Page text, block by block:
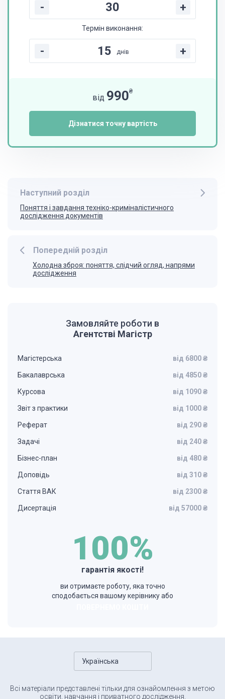
- +
Термін виконання:
- днів +
від 990₴
Дізнатися точну вартість
Попередній розділ
Холодна зброя: поняття, слідчий огляд, напрями
дослідження
Наступний розділ
Поняття і завдання техніко-криміналістичного
дослідження документів
Замовляйте роботи в
Агентстві Магістр
Магістерська від 6800 ₴
Бакалаврська від 4850 ₴
Курсова від 1090 ₴
Звіт з практики від 1000 ₴
Реферат від 290 ₴
Задачі від 240 ₴
Бізнес-план від 480 ₴
Доповідь від 310 ₴
Стаття ВАК від 2300 ₴
Дисертація від 57000 ₴
100%
гарантія якості!
ви отримаєте роботу, яка точно
сподобається вашому керівнику або
Українська
Всі матеріали представлені тільки для ознайомлення з метою
освіти, навчання і приватного дослідження.